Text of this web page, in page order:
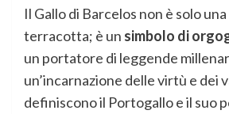
Il Gallo di Barcelos non è solo
terracotta; è un simbolo di
un portatore di leggende
un’incarnazione delle virtù e dei
definiscono il Portogallo e il suo